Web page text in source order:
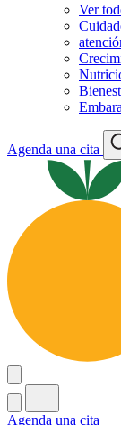
Ver
Agenda una cita
Agenda una cita